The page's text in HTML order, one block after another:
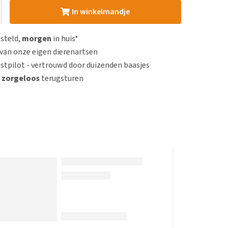
In winkelmandje
morgen in huis*
onze eigen dierenartsen
- vertrouwd door duizenden baasjes
zorgeloosterugsturen